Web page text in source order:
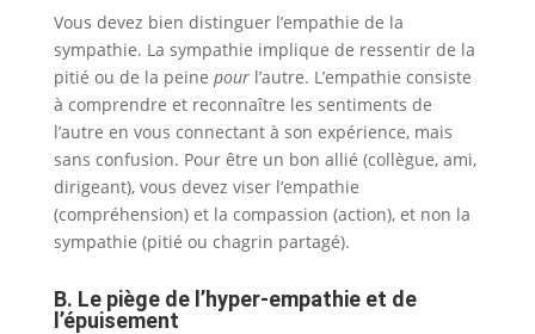
Vous devez bien distinguer l’empathie de la
sympathie. La sympathie implique de ressentir de la
pitié ou de la peine pour l’autre. L’empathie consiste
à comprendre et reconnaître les sentiments de
l’autre en vous connectant à son expérience, mais
sans confusion. Pour être un bon allié (collègue, ami,
dirigeant), vous devez viser l’empathie
(compréhension) et la compassion (action), et non la
sympathie (pitié ou chagrin partagé).
B. Le piège de l’hyper-empathie et de
l’épuisement